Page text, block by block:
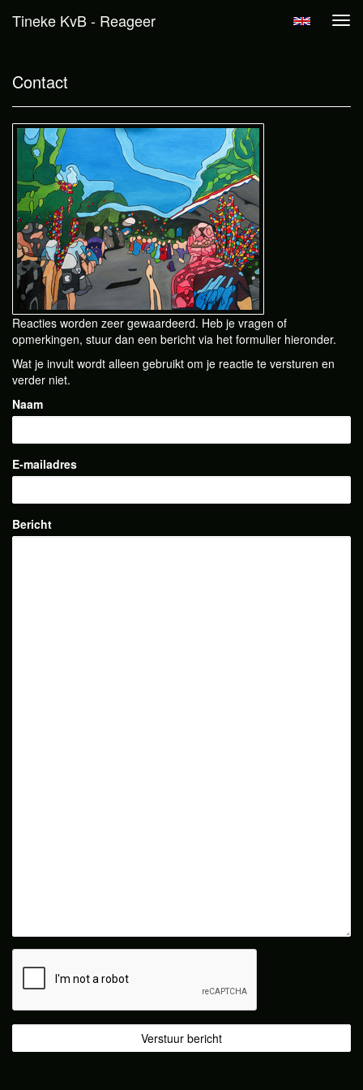
Tineke KvB - Reageer
Contact
Reacties worden zeer gewaardeerd. Heb je vragen of
opmerkingen, stuur dan een bericht via het formulier hieronder.
Wat je invult wordt alleen gebruikt om je reactie te versturen en
verder niet.
Naam
E-mailadres
Bericht